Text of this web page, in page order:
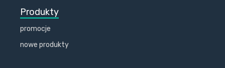
Produkty
promocje
nowe produkty